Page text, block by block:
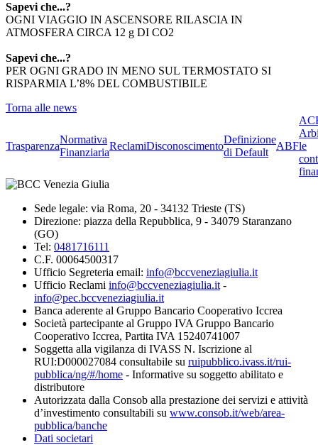
Sapevi che...?
OGNI VIAGGIO IN ASCENSORE RILASCIA IN
ATMOSFERA CIRCA 12 g DI CO2
Sapevi che...?
PER OGNI GRADO IN MENO SUL TERMOSTATO SI
RISPARMIA L’8% DEL COMBUSTIBILE
Torna alle news
Trasparenza
Normativa
Finanziaria
ReclamiDisconoscimento
Definizione
di Default
ABFle
Sede legale: via Roma, 20 - 34132 Trieste (TS)
Direzione: piazza della Repubblica, 9 - 34079 Staranzano
(GO)
Tel: 0481716111
C.F. 00064500317
Ufficio Segreteria email: info@bccveneziagiulia.it
Ufficio Reclami info@bccveneziagiulia.it -
info@pec.bccveneziagiulia.it
Banca aderente al Gruppo Bancario Cooperativo Iccrea
Società partecipante al Gruppo IVA Gruppo Bancario
Cooperativo Iccrea, Partita IVA 15240741007
Soggetta alla vigilanza di IVASS N. Iscrizione al
RUI:D000027084 consultabile su ruipubblico.ivass.it/rui-
pubblica/ng/#/home - Informative su soggetto abilitato e
distributore
Autorizzata dalla Consob alla prestazione dei servizi e attività
d’investimento consultabili su www.consob.it/web/area-
pubblica/banche
Dati societari